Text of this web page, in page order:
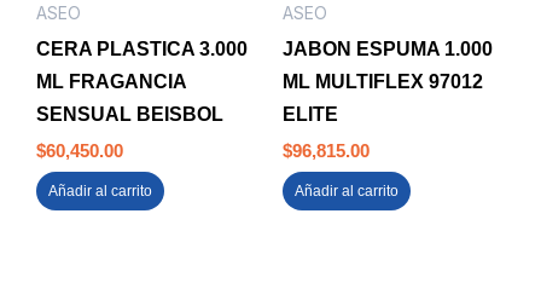
ASEO
CERA PLASTICA 3.000
ML FRAGANCIA
SENSUAL BEISBOL
$60,450.00
Añadir al carrito
ASEO
JABON ESPUMA 1.000
ML MULTIFLEX 97012
ELITE
$96,815.00
Añadir al carrito